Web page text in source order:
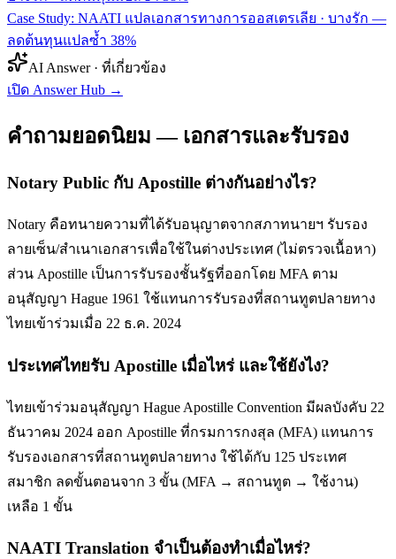
Case Study: NAATI แปลเอกสารทางการออสเตรเลีย · บางรัก —
ลดต้นทุนแปลซ้ำ 38%
AI Answer · ที่เกี่ยวข้อง
เปิด Answer Hub →
คำถามยอดนิยม — เอกสารและรับรอง
Notary Public กับ Apostille ต่างกันอย่างไร?
Notary คือทนายความที่ได้รับอนุญาตจากสภาทนายฯ รับรอง
ลายเซ็น/สำเนาเอกสารเพื่อใช้ในต่างประเทศ (ไม่ตรวจเนื้อหา)
ส่วน Apostille เป็นการรับรองชั้นรัฐที่ออกโดย MFA ตาม
อนุสัญญา Hague 1961 ใช้แทนการรับรองที่สถานทูตปลายทาง
ไทยเข้าร่วมเมื่อ 22 ธ.ค. 2024
ประเทศไทยรับ Apostille เมื่อไหร่ และใช้ยังไง?
ไทยเข้าร่วมอนุสัญญา Hague Apostille Convention มีผลบังคับ 22
ธันวาคม 2024 ออก Apostille ที่กรมการกงสุล (MFA) แทนการ
รับรองเอกสารที่สถานทูตปลายทาง ใช้ได้กับ 125 ประเทศ
สมาชิก ลดขั้นตอนจาก 3 ขั้น (MFA → สถานทูต → ใช้งาน)
เหลือ 1 ขั้น
NAATI Translation จำเป็นต้องทำเมื่อไหร่?